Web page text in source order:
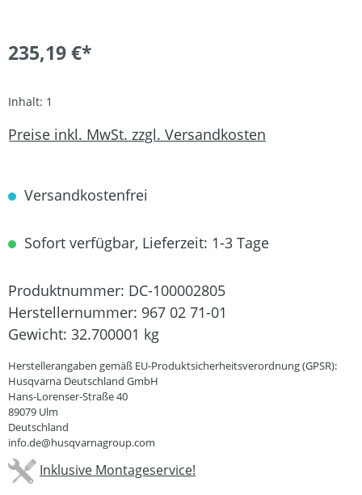
235,19 €*
Inhalt: 1
Preise inkl. MwSt. zzgl. Versandkosten
Versandkostenfrei
Sofort verfügbar, Lieferzeit: 1-3 Tage
Produktnummer: DC-100002805
Herstellernummer: 967 02 71-01
Gewicht: 32.700001 kg
Herstellerangaben gemäß EU-Produktsicherheitsverordnung (GPSR):
Husqvarna Deutschland GmbH
Hans-Lorenser-Straße 40
89079 Ulm
Deutschland
info.de@husqvarnagroup.com
Inklusive Montageservice!